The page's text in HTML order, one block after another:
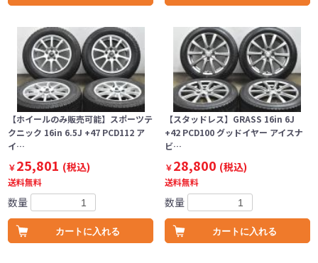
【ホイールのみ販売可能】スポーツテ
クニック 16in 6.5J +47 PCD112 ア
イ…
￥25,801 (税込)
送料無料
数量
カートに入れる
【スタッドレス】GRASS 16in 6J
+42 PCD100 グッドイヤー アイスナ
ビ…
￥28,800 (税込)
送料無料
数量
カートに入れる